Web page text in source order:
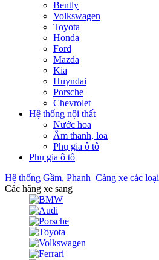
Bently
Volkswagen
Toyota
Honda
Ford
Mazda
Kia
Huyndai
Porsche
Chevrolet
Hệ thống nội thất
Nước hoa
Âm thanh, loa
Phụ gia ô tô
Phụ gia ô tô
Hệ thống Gầm, Phanh Càng xe các loại
Các hãng xe sang